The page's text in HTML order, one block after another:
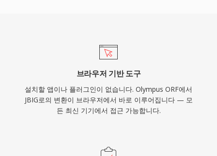
브라우저 기반 도구
설치할 앱이나 플러그인이 없습니다. Olympus ORF에서
JBIG로의 변환이 브라우저에서 바로 이루어집니다 — 모
든 최신 기기에서 접근 가능합니다.